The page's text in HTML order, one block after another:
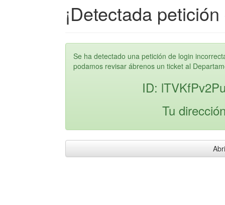
¡Detectada
Se ha detectado una petición de login
podamos revisar ábrenos un ticket al
ID:
Tu